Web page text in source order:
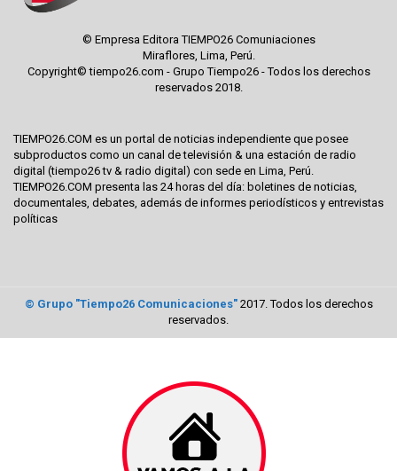
© Empresa Editora TIEMPO26 Comuniaciones
Miraflores, Lima, Perú.
Copyright© tiempo26.com - Grupo Tiempo26 - Todos los derechos
reservados 2018.
TIEMPO26.COM es un portal de noticias independiente que posee
subproductos como un canal de televisión & una estación de radio
digital (tiempo26 tv & radio digital) con sede en Lima, Perú.
TIEMPO26.COM presenta las 24 horas del día: boletines de noticias,
documentales, debates, además de informes periodísticos y entrevistas
políticas
© Grupo "Tiempo26 Comunicaciones"2017. Todos los derechos
reservados.